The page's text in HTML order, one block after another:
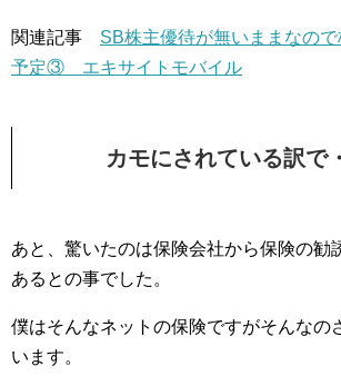
関連記事 SB株主優待が無いままなの
予定③ エキサイトモバイル
カモにされている訳で
あと、驚いたのは保険会社から保険の勧
あるとの事でした。
僕はそんなネットの保険ですがそんなの
います。